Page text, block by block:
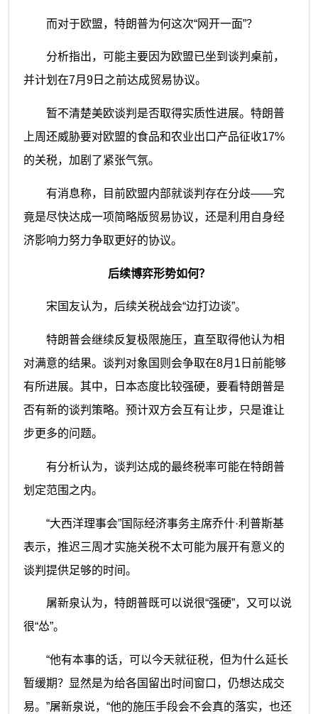
而对于欧盟，特朗普为何这次“网开一面”？
分析指出，可能主要因为欧盟已坐到谈判桌前，
并计划在7月9日之前达成贸易协议。
暂不清楚美欧谈判是否取得实质性进展。特朗普
上周还威胁要对欧盟的食品和农业出口产品征收17%
的关税，加剧了紧张气氛。
有消息称，目前欧盟内部就谈判存在分歧——究
竟是尽快达成一项简略版贸易协议，还是利用自身经
济影响力努力争取更好的协议。
后续博弈形势如何？
宋国友认为，后续关税战会“边打边谈”。
特朗普会继续反复极限施压，直至取得他认为相
对满意的结果。谈判对象国则会争取在8月1日前能够
有所进展。其中，日本态度比较强硬，要看特朗普是
否有新的谈判策略。预计双方会互有让步，只是谁让
步更多的问题。
有分析认为，谈判达成的最终税率可能在特朗普
划定范围之内。
“大西洋理事会”国际经济事务主席乔什·利普斯基
表示，推迟三周才实施关税不太可能为展开有意义的
谈判提供足够的时间。
屠新泉认为，特朗普既可以说很“强硬”，又可以说
很“怂”。
“他有本事的话，可以今天就征税，但为什么延长
暂缓期？显然是为给各国留出时间窗口，仍想达成交
易。”屠新泉说，“他的施压手段会不会真的落实，也还